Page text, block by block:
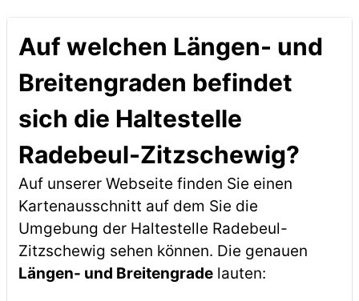
Auf welchen Längen- und
Breitengraden befindet
sich die Haltestelle
Radebeul-Zitzschewig?
Auf unserer Webseite finden Sie einen
Kartenausschnitt auf dem Sie die
Umgebung der Haltestelle Radebeul-
Zitzschewig sehen können. Die genauen
Längen- und Breitengradelauten: